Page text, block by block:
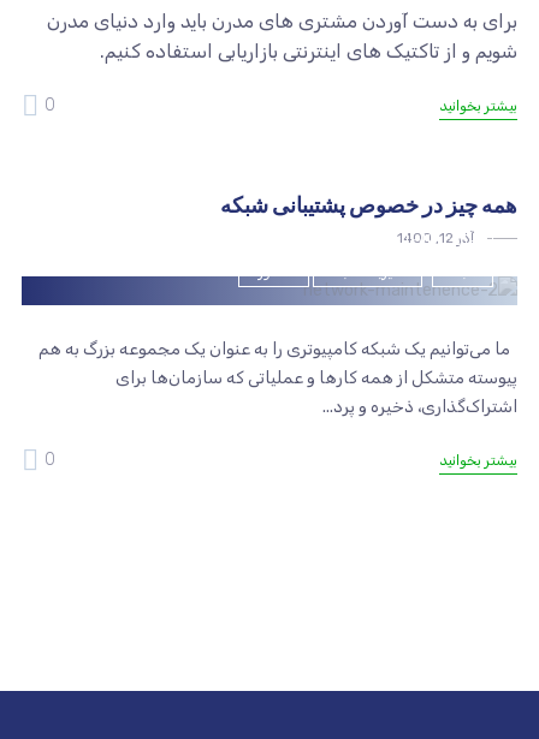
برای به دست آوردن مشتری های مدرن باید وارد دنیای مدرن
شویم و از تاکتیک های اینترنتی بازاریابی استفاده کنیم.
بیشتر بخوانید 0
همه چیز در خصوص پشتیبانی شبکه
آذر 12, 1400
امنیت اطلاعات
ما می‌توانیم یک شبکه کامپیوتری را به عنوان یک مجموعه بزرگ به هم
پیوسته متشکل از همه کارها و عملیاتی که سازمان‌ها برای
اشتراک‌گذاری، ذخیره و پرد...
بیشتر بخوانید 0